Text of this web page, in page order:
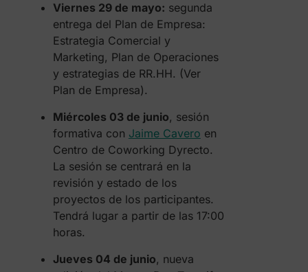
Viernes 29 de mayo: segunda
entrega del Plan de Empresa:
Estrategia Comercial y
Marketing, Plan de Operaciones
y estrategias de RR.HH. (Ver
Plan de Empresa).
Miércoles 03 de junio, sesión
formativa con Jaime Cavero en
Centro de Coworking Dyrecto.
La sesión se centrará en la
revisión y estado de los
proyectos de los participantes.
Tendrá lugar a partir de las 17:00
horas.
Jueves 04 de junio, nueva